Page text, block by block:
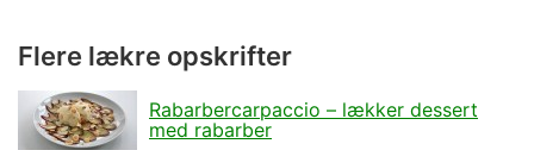
Flere lækre opskrifter
Rabarbercarpaccio – lækker dessert
med rabarber